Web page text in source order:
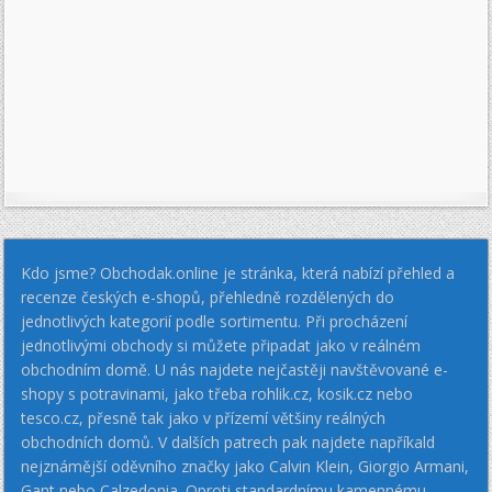
Kdo jsme? Obchodak.online je stránka, která nabízí přehled a
recenze českých e-shopů, přehledně rozdělených do
jednotlivých kategorií podle sortimentu. Při procházení
jednotlivými obchody si můžete připadat jako v reálném
obchodním domě. U nás najdete nejčastěji navštěvované e-
shopy s potravinami, jako třeba rohlik.cz, kosik.cz nebo
tesco.cz, přesně tak jako v přízemí většiny reálných
obchodních domů. V dalších patrech pak najdete napříkald
nejznámější oděvního značky jako Calvin Klein, Giorgio Armani,